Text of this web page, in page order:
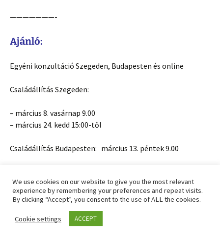
———————-
Ajánló:
Egyéni konzultáció Szegeden, Budapesten és online
Családállítás Szegeden:
– március 8. vasárnap 9.00
– március 24. kedd 15:00-től
Családállítás Budapesten: március 13. péntek 9.00
ÉFT tanfolyam: 2026. július 8-tól
Tarot tanfolyam: 2028. aug. 5-től
We use cookies on our website to give you the most relevant
experience by remembering your preferences and repeat visits.
By clicking “Accept”, you consent to the use of ALL the cookies.
Cookie settings ACCEPT